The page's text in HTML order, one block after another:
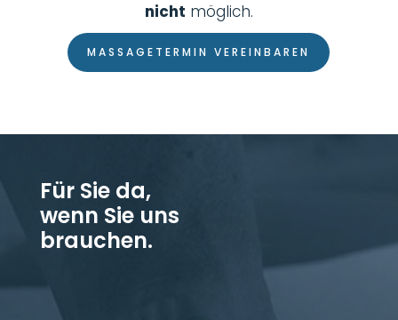
nicht möglich.
MASSAGETERMIN VEREINBAREN
Für Sie da,
wenn Sie uns
brauchen.